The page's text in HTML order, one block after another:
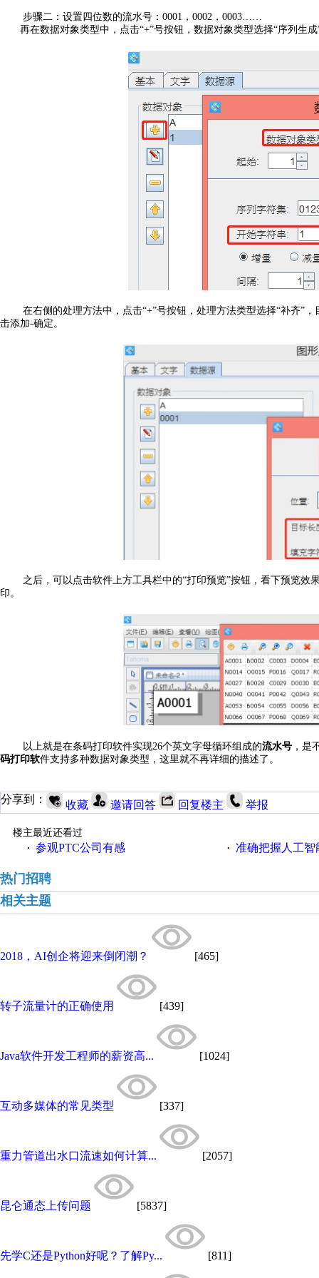
步骤二：设置四位数的流水号：0001，0002，0003……
再在数据对象类型中，点击“+”号按钮，数据对象类型选择“序列生
在右侧的处理方法中，点击“+”号按钮，处理方法类型选择“补齐”
击添加-确定。
之后，可以点击软件上方工具栏中的“打印预览”按钮，看下预览
印。
以上就是在条码打印软件实现26个英文字母循环组成的流水号 ，是
码打印软件支持多种数据对象类型，这里就不再详细的描述了。
分享到： 收藏 邀请回答 回复楼主 举报
楼主最近还看过
· 参观PTC公司有感 · 准确把握人工
热门招聘
相关主题
2018，AI创企将迎来倒闭潮？ [465]
转子流量计的正确使用 [439]
Java软件开发工程师的薪资高... [1024]
互动多媒体的常见类型 [337]
重力管道出水口流速如何计算... [2057]
昆仑通态上传问题 [5837]
先学C还是Python好呢？了解Py... [811]